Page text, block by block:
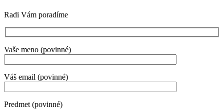
Radi Vám poradíme
Vaše meno (povinné)
Váš email (povinné)
Predmet (povinné)